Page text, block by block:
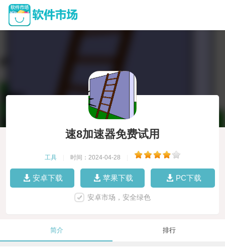
速8加速器免费试用
工具 时间：2024-04-28
安卓下载 苹果下载 PC下载
安卓市场，安全绿色
简介 排行